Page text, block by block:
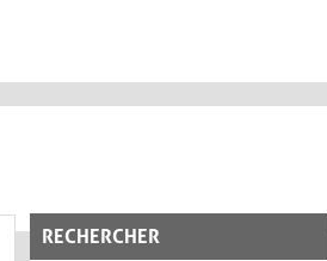
RECHERCHER